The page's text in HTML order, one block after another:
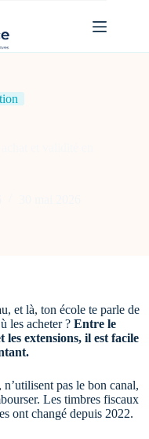
et là, ton école te parle de
les acheter ? Entre le
extensions, il est facile
pas le bon canal,
Les timbres fiscaux
ont changé depuis 2022.